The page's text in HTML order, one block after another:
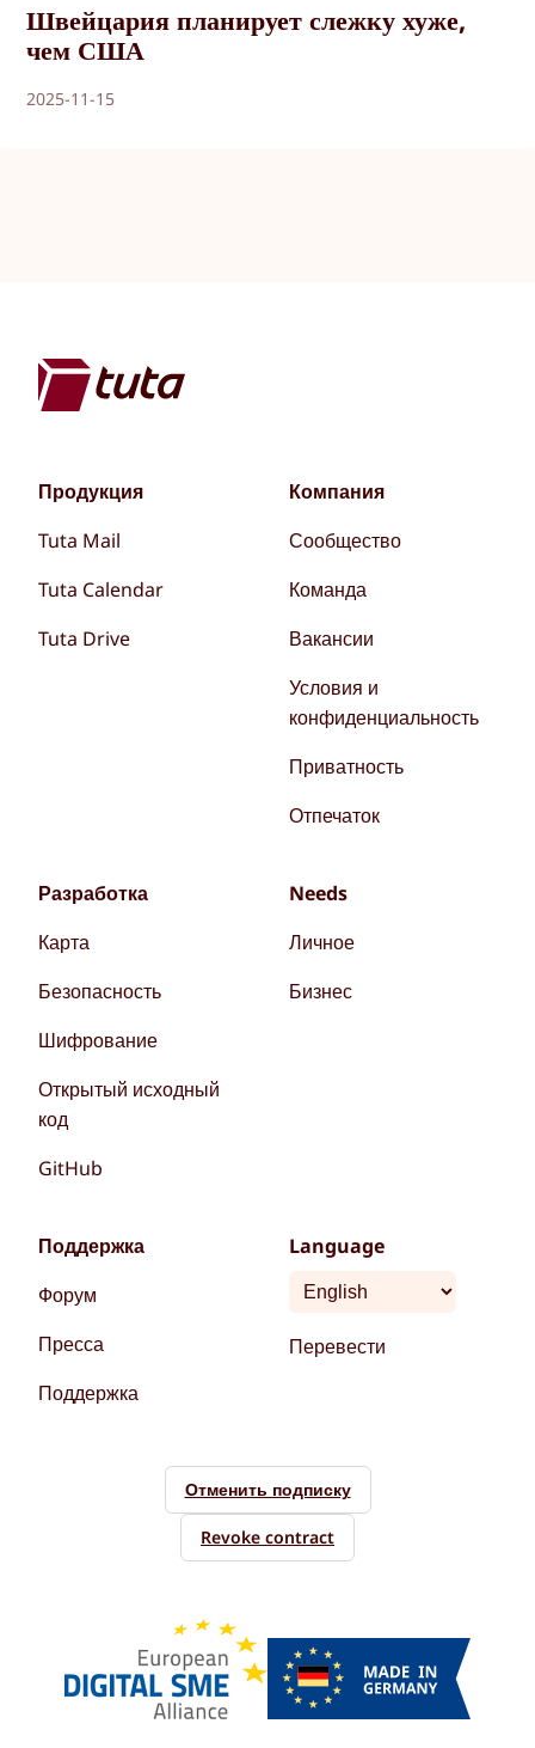
Швейцария планирует слежку хуже,
чем США
2025-11-15
Продукция
Tuta Mail
Tuta Calendar
Tuta Drive
Компания
Сообщество
Команда
Вакансии
Условия и
конфиденциальность
Приватность
Отпечаток
Разработка
Карта
Безопасность
Шифрование
Открытый исходный
код
GitHub
Needs
Личное
Бизнес
Поддержка
Форум
Пресса
Поддержка
Language
Перевести
Отменить подписку
Revoke contract